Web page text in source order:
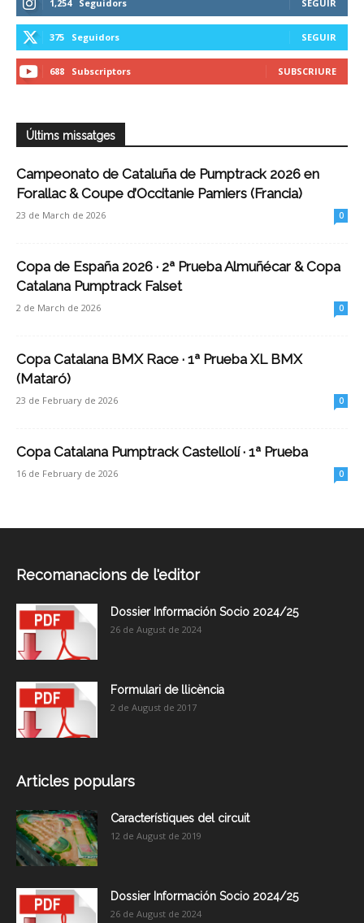
1,254 Seguidors SEGUIR
375 Seguidors SEGUIR
688 Subscriptors SUBSCRIURE
Últims missatges
Campeonato de Cataluña de Pumptrack 2026 en
Forallac & Coupe d’Occitanie Pamiers (Francia)
23 de March de 2026 0
Copa de España 2026 · 2ª Prueba Almuñécar & Copa
Catalana Pumptrack Falset
2 de March de 2026 0
Copa Catalana BMX Race · 1ª Prueba XL BMX
(Mataró)
23 de February de 2026 0
Copa Catalana Pumptrack Castellolí · 1ª Prueba
16 de February de 2026 0
Recomanacions de l'editor
Dossier Información Socio 2024/25
26 de August de 2024
Formulari de llicència
2 de August de 2017
Articles populars
Característiques del circuit
12 de August de 2019
Dossier Información Socio 2024/25
26 de August de 2024